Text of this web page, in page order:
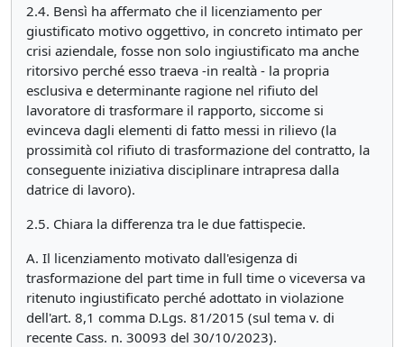
2.4. Bensì ha affermato che il licenziamento per
giustificato motivo oggettivo, in concreto intimato per
crisi aziendale, fosse non solo ingiustificato ma anche
ritorsivo perché esso traeva -in realtà - la propria
esclusiva e determinante ragione nel rifiuto del
lavoratore di trasformare il rapporto, siccome si
evinceva dagli elementi di fatto messi in rilievo (la
prossimità col rifiuto di trasformazione del contratto, la
conseguente iniziativa disciplinare intrapresa dalla
datrice di lavoro).
2.5. Chiara la differenza tra le due fattispecie.
A. Il licenziamento motivato dall'esigenza di
trasformazione del part time in full time o viceversa va
ritenuto ingiustificato perché adottato in violazione
dell'art. 8,1 comma D.Lgs. 81/2015 (sul tema v. di
recente Cass. n. 30093 del 30/10/2023).